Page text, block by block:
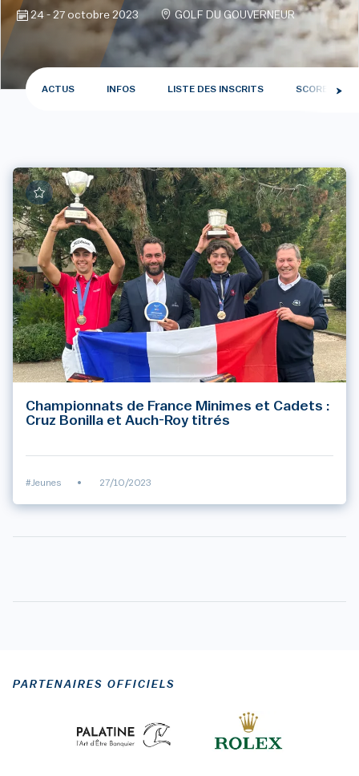
24 - 27 octobre 2023 GOLF DU GOUVERNEUR
ACTUS INFOS LISTE DES INSCRITS SCORES
Championnats de France Minimes et Cadets :
Cruz Bonilla et Auch-Roy titrés
#Jeunes • 27/10/2023
PARTENAIRES OFFICIELS